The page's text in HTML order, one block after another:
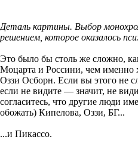
Деталь картины. Выбор
решением, которое оказалось
Это было бы столь же сложно,
Моцарта и Россини, чем именно
Оззи Осборн. Если вы этого не
если не видите — значит, не
согласитесь, что другие люди
обожать) Кипелова, Оззи, БГ...
...и Пикассо.